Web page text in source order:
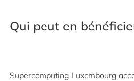
Qui peut en
Supercomputing Luxembourg